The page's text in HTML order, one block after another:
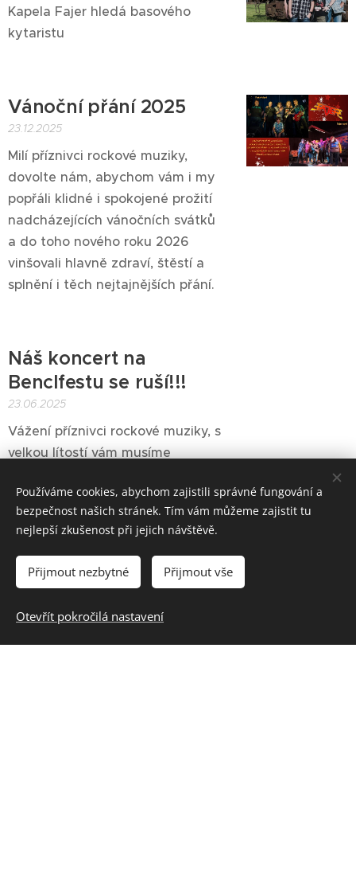
Kapela Fajer hledá basového
kytaristu
Vánoční přání 2025
23.12.2025
Milí příznivci rockové muziky,
dovolte nám, abychom vám i my
popřáli klidné i spokojené prožití
nadcházejících vánočních svátků
a do toho nového roku 2026
vinšovali hlavně zdraví, štěstí a
splnění i těch nejtajnějších přání.
Náš koncert na
Benclfestu se ruší!!!
23.06.2025
Vážení příznivci rockové muziky, s
velkou lítostí vám musíme
na Benclfestu ze zdravotních
důvodů. Velice nás to mrzí, ale
vzniklá situace nám neumožňuje
toto vystoupení odehrát. Užijte si
tak koncerty dalších skvělých
příštích koncertů se už snad
uvidíme. Fajeru a hudbě zdar!
Používáme cookies, abychom zajistili správné fungování a
bezpečnost našich stránek. Tím vám můžeme zajistit tu
nejlepší zkušenost při jejich návštěvě.
Přijmout nezbytné Přijmout vše
Otevřít pokročilá nastavení